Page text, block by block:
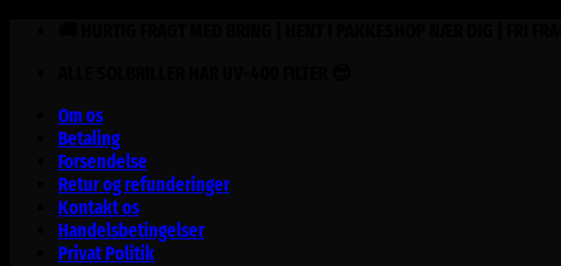
Om os
Betaling
Forsendelse
Retur og refunderinger
Kontakt os
Handelsbetingelser
Privat Politik